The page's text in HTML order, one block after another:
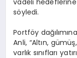
söyledi.
Portföy
Anli, “Altın,
varlık sınıfları